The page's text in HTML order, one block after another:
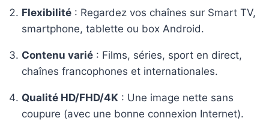
Flexibilité: Regardez vos chaînes sur Smart TV,
smartphone, tablette ou box Android.
Contenu varié: Films, séries, sport en direct,
chaînes francophones et internationales.
Qualité HD/FHD/4K: Une image nette sans
coupure (avec une bonne connexion Internet).